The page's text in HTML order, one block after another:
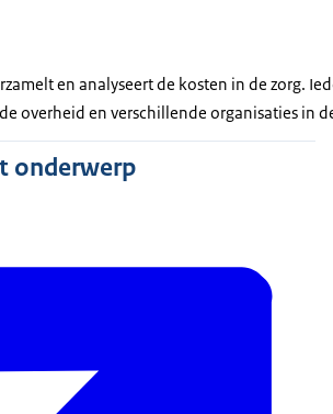
en analyseert de kosten in de zorg.
overheid en verschillende organisaties in
onderwerp